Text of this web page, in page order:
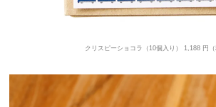
クリスピーショコラ（10個入り） 1,188 円（